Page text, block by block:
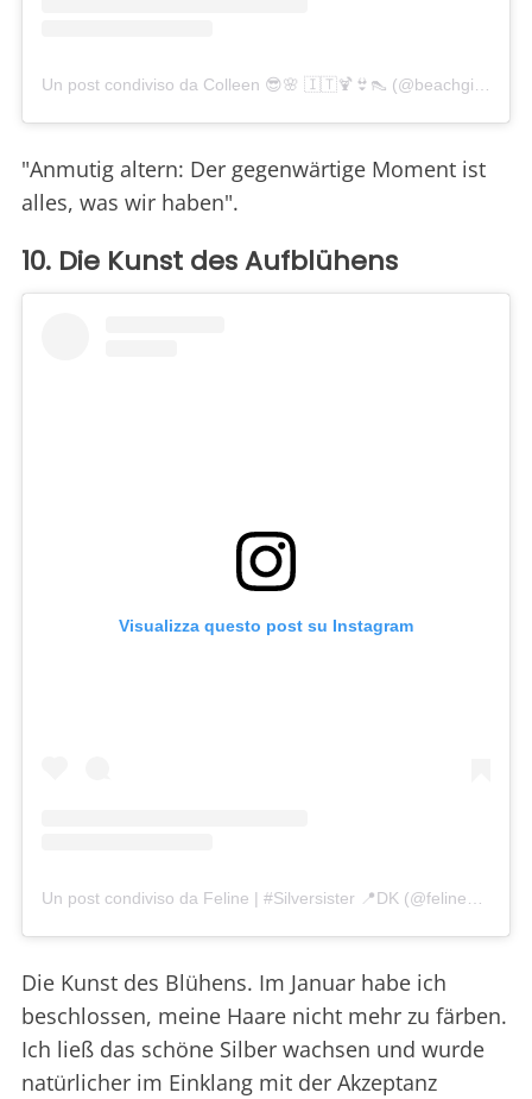
"Anmutig altern: Der gegenwärtige Moment ist
alles, was wir haben".
10. Die Kunst des Aufblühens
Visualizza questo post su Instagram
Die Kunst des Blühens. Im Januar habe ich
beschlossen, meine Haare nicht mehr zu färben.
Ich ließ das schöne Silber wachsen und wurde
natürlicher im Einklang mit der Akzeptanz